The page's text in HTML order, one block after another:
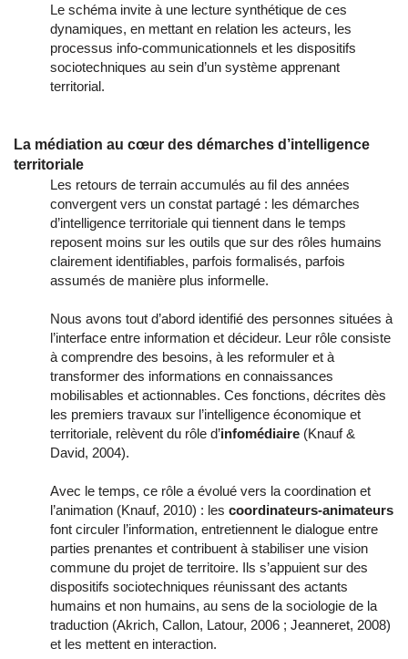
Le schéma invite à une lecture synthétique de ces
dynamiques, en mettant en relation les acteurs, les
processus info-communicationnels et les dispositifs
sociotechniques au sein d’un système apprenant
territorial.
La médiation au cœur des démarches d’intelligence
territoriale
Les retours de terrain accumulés au fil des années
convergent vers un constat partagé : les démarches
d’intelligence territoriale qui tiennent dans le temps
reposent moins sur les outils que sur des rôles humains
clairement identifiables, parfois formalisés, parfois
assumés de manière plus informelle.
Nous avons tout d’abord identifié des personnes situées à
l’interface entre information et décideur. Leur rôle consiste
à comprendre des besoins, à les reformuler et à
transformer des informations en connaissances
mobilisables et actionnables. Ces fonctions, décrites dès
les premiers travaux sur l’intelligence économique et
territoriale, relèvent du rôle d’infomédiaire (Knauf &
David, 2004).
Avec le temps, ce rôle a évolué vers la coordination et
l’animation (Knauf, 2010) : les coordinateurs-animateurs
font circuler l’information, entretiennent le dialogue entre
parties prenantes et contribuent à stabiliser une vision
commune du projet de territoire. Ils s’appuient sur des
dispositifs sociotechniques réunissant des actants
humains et non humains, au sens de la sociologie de la
traduction (Akrich, Callon, Latour, 2006 ; Jeanneret, 2008)
et les mettent en interaction.